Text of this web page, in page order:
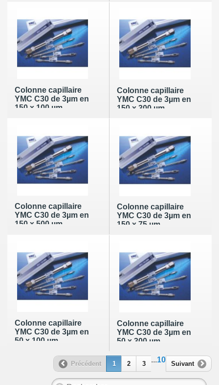
Colonne capillaire
YMC C30 de 3µm en
150 x 100 µm
Colonne capillaire
YMC C30 de 3µm en
150 x 300 µm
Colonne capillaire
YMC C30 de 3µm en
150 x 500 µm
Colonne capillaire
YMC C30 de 3µm en
150 x 75 µm
Colonne capillaire
YMC C30 de 3µm en
50 x 100 µm
Colonne capillaire
YMC C30 de 3µm en
50 x 300 µm
Précédent 1 2 3
...10
Suivant